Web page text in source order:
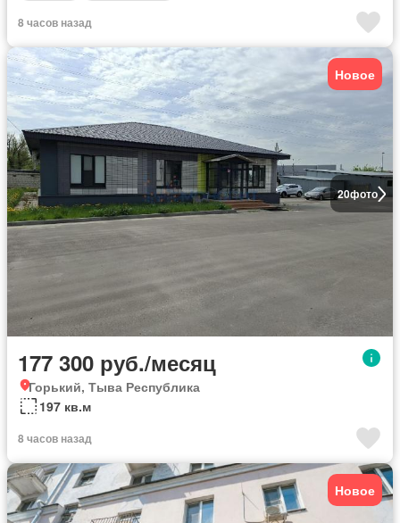
8 часов назад
20фото
Новое
177 300 руб./месяц
Горький, Тыва Республика
197 кв.м
8 часов назад
Новое